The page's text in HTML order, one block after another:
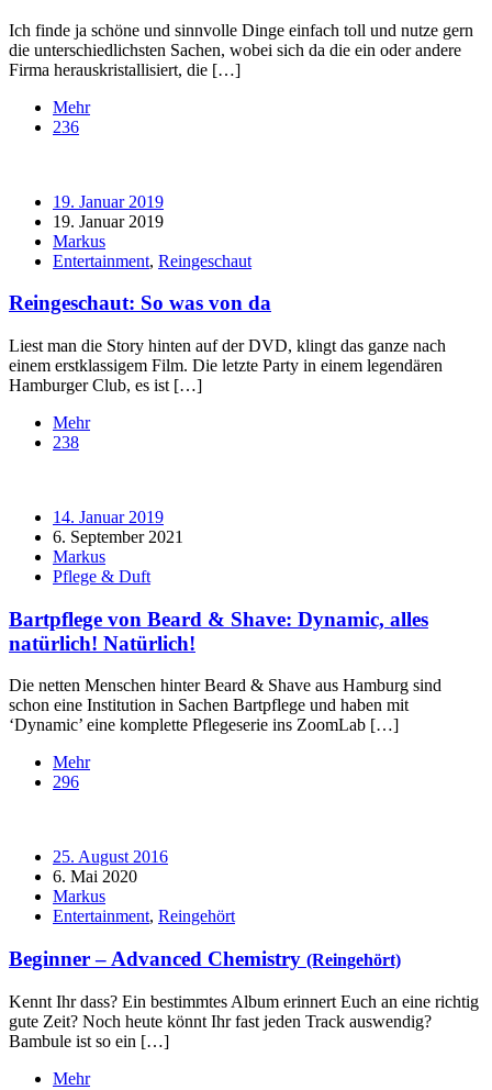
Ich finde ja schöne und sinnvolle Dinge einfach toll und nutze gern
die unterschiedlichsten Sachen, wobei sich da die ein oder andere
Firma herauskristallisiert, die […]
Mehr
236
19. Januar 2019
19. Januar 2019
Markus
Entertainment, Reingeschaut
Reingeschaut: So was von da
Liest man die Story hinten auf der DVD, klingt das ganze nach
einem erstklassigem Film. Die letzte Party in einem legendären
Hamburger Club, es ist […]
Mehr
238
14. Januar 2019
6. September 2021
Markus
Pflege & Duft
Bartpflege von Beard & Shave: Dynamic, alles
natürlich! Natürlich!
Die netten Menschen hinter Beard & Shave aus Hamburg sind
schon eine Institution in Sachen Bartpflege und haben mit
‘Dynamic’ eine komplette Pflegeserie ins ZoomLab […]
Mehr
296
25. August 2016
6. Mai 2020
Markus
Entertainment, Reingehört
Beginner – Advanced Chemistry (Reingehört)
Kennt Ihr dass? Ein bestimmtes Album erinnert Euch an eine richtig
gute Zeit? Noch heute könnt Ihr fast jeden Track auswendig?
Bambule ist so ein […]
Mehr